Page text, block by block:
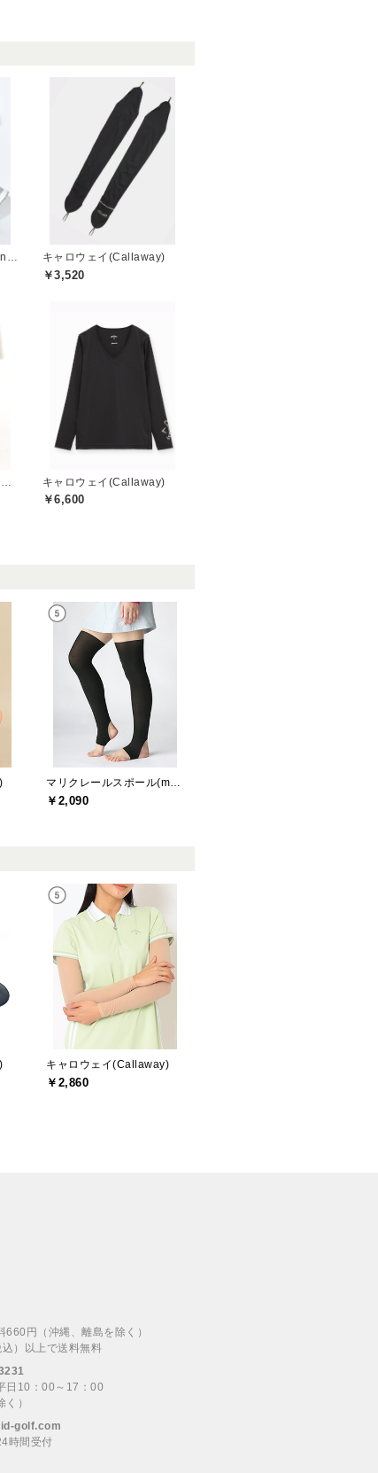
キャロウェイ(Callaway)
￥3,520
キャロウェイ(Callaway)
￥6,600
￥2,090
キャロウェイ(Callaway)
￥2,860
660円（沖縄、離島を除く）
）以上で送料無料
日10：00～17：00
く）
golf.com
時間受付